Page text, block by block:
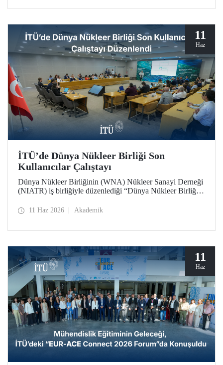
11
Haz
İTÜ’de Dünya Nükleer Birliği Son
Kullanıcılar Çalıştayı
Dünya Nükleer Birliğinin (WNA) Nükleer Sanayi Derneği
(NIATR) iş birliğiyle düzenlediği “Dünya Nükleer Birliği
11 Haz 2026 Akademik
11
Haz